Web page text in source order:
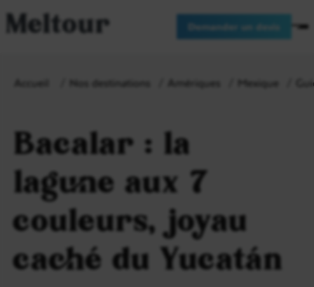
Meltour Demander un devis
Accueil Nos destinations Amériques Mexique
Bacalar : la
lagune aux 7
couleurs, joyau
caché du Yucatán